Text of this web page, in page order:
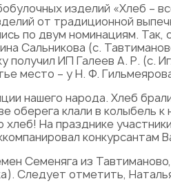
изделий «Хлеб –
от традиционной
по двум номинациям.
Сальникова (с.
ИП Галеев А. Р. (с.
место – у Н. Ф.
нашего народа. Хлеб
оберега клали в колыбель
хлеб! На празднике
конкурсантам
Семеняга из
Следует отметить,